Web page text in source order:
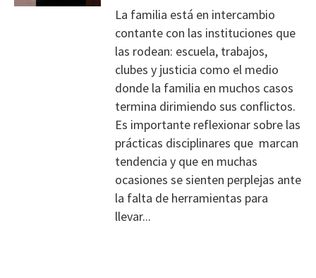
La familia está en intercambio
contante con las instituciones que
las rodean: escuela, trabajos,
clubes y justicia como el medio
donde la familia en muchos casos
termina dirimiendo sus conflictos.
Es importante reflexionar sobre las
prácticas disciplinares que marcan
tendencia y que en muchas
ocasiones se sienten perplejas ante
la falta de herramientas para
llevar...